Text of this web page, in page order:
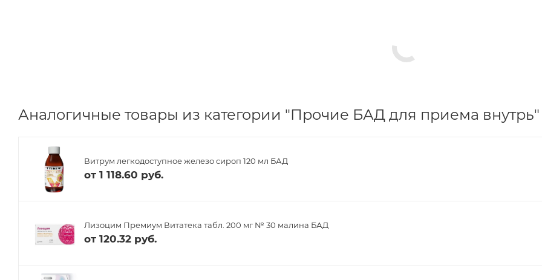
Аналогичные товары из категории "Прочие БАД для приема внутрь"
Витрум легкодоступное железо сироп 120 мл БАД
от 1 118.60 руб.
Лизоцим Премиум Витатека табл. 200 мг № 30 малина БАД
от 120.32 руб.